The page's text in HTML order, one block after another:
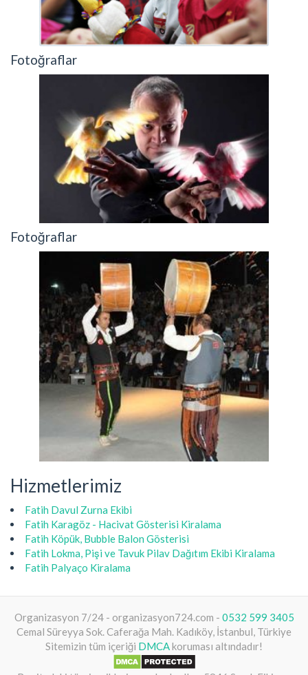
Fotoğraflar
Fotoğraflar
Hizmetlerimiz
Fatih Davul Zurna Ekibi
Fatih Karagöz - Hacivat Gösterisi Kiralama
Fatih Köpük, Bubble Balon Gösterisi
Fatih Lokma, Pişi ve Tavuk Pilav Dağıtım Ekibi Kiralama
Fatih Palyaço Kiralama
Organizasyon 7/24 - organizasyon724.com - 0532 599 3405
Cemal Süreyya Sok. Caferağa Mah. Kadıköy, İstanbul, Türkiye
Sitemizin tüm içeriği DMCAkoruması altındadır!